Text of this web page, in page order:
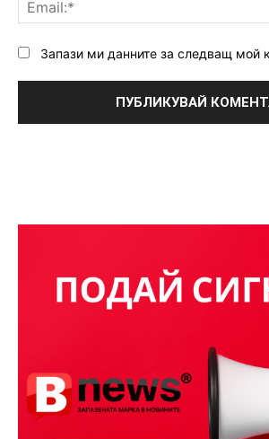
Запази ми данните за следващ мой